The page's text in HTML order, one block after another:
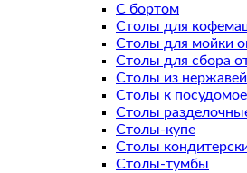
С бортом
Столы для
Столы для мойки
Столы для сбора
Столы из
Столы к
Столы
Столы-купе
Столы
Столы-тумбы